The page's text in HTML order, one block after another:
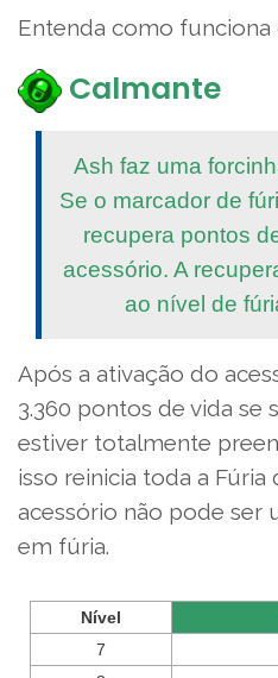
Entenda como funciona
Calmante
Ash faz uma
Se o marcador de
recupera pontos
acessório. A
ao nível de
Após a ativação do
3.360 pontos de vida se
estiver totalmente
isso reinicia toda a Fúria
acessório não pode ser
em fúria.
Nível
7